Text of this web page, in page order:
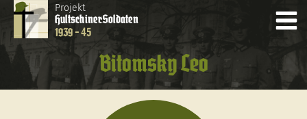
Projekt
HultschinerSoldaten
1939 - 45
Bitomsky Leo